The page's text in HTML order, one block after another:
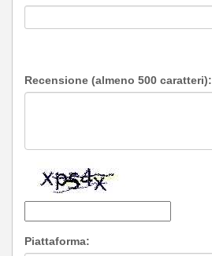
Recensione (almeno 500 caratteri):
Piattaforma: